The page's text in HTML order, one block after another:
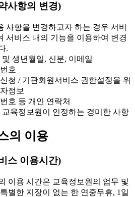
사항의 변경)
사항을 변경하고자 하는 경우 서비
서비스 내의 기능을 이용하여 변경
.
생년월일, 신분, 이메일
호
청 / 기관회원서비스 권한설정을 위
정보
호 등 개인 연락처
육정보원이 인정하는 경미한 사항
의 이용
스 이용시간)
이용 시간은 교육정보원의 업무 및
별한 지장이 없는 한 연중무휴, 1일